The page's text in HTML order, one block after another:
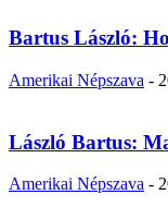
Bartus László:
Amerikai Népszava -
László Bartus:
Amerikai Népszava -